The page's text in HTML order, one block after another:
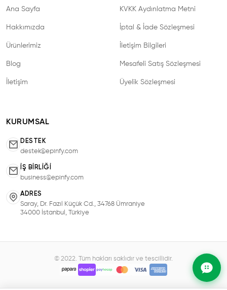
Ana Sayfa
Hakkımızda
Ürünlerimiz
Blog
İletişim
KVKK Aydınlatma Metni
İptal & İade Sözleşmesi
İletişim Bilgileri
Mesafeli Satış Sözleşmesi
Üyelik Sözleşmesi
KURUMSAL
DESTEK
destek@epinfy.com
İŞ BIRLIĞI
business@epinfy.com
ADRES
Saray, Dr. Fazıl Küçük Cd., 34768 Ümraniye
34000 İstanbul, Türkiye
© 2022. Tüm hakları saklıdır ve tescillidir.